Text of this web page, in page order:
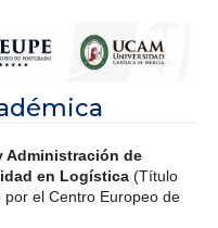
Administración de
en Logística (Título
el Centro Europeo de